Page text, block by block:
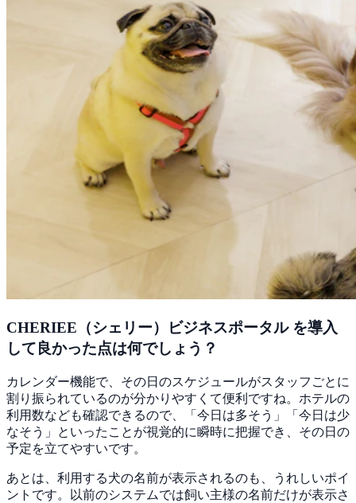
CHERIEE（シェリー）ビジネスポータル を導入
して良かった点は何でしょう？
カレンダー機能で、その日のスケジュールがスタッフごとに
割り振られているのが分かりやすくて便利ですね。ホテルの
利用数なども確認できるので、
「今日は多そう」「今日は少
なそう」といったことが視覚的に瞬時に把握でき、その日の
予定を立てやすいです。
あとは、利用する犬の名前が表示されるのも、うれしいポイ
ントです。以前のシステムでは飼い主様の名前だけが表示さ